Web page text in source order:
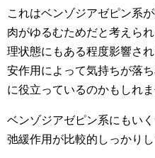
これはベンゾジアゼピン系
肉がゆるむためだと考えら
理状態にもある程度影響さ
安作用によって気持ちが落
に役立っているのかもしれま
ベンゾジアゼピン系にもい
弛緩作用が比較的しっかり